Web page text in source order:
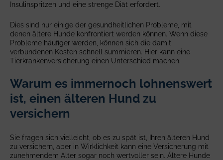
Insulinspritzen und eine strenge Diät erfordert.
Dies sind nur einige der gesundheitlichen Probleme, mit
denen ältere Hunde konfrontiert werden können. Wenn diese
Probleme häufiger werden, können sich die damit
verbundenen Kosten schnell summieren. Hier kann eine
Tierkrankenversicherung einen Unterschied machen.
Warum es immernoch lohnenswert
ist, einen älteren Hund zu
versichern
Sie fragen sich vielleicht, ob es zu spät ist, Ihren älteren Hund
zu versichern, aber in Wirklichkeit kann eine Versicherung mit
zunehmendem Alter sogar noch wertvoller sein. Ältere Hunde